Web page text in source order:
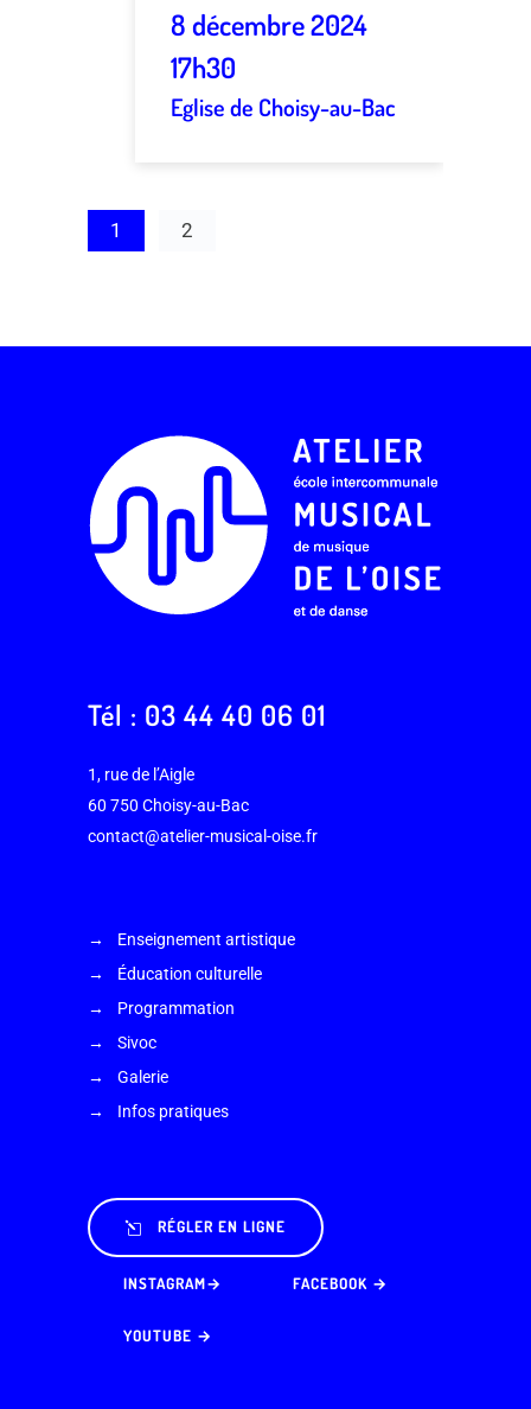
8 décembre 2024
17h30
Eglise de Choisy-au-Bac
1 2
Tél : 03 44 40 06 01
1, rue de l’Aigle
60 750 Choisy-au-Bac
contact@atelier-musical-oise.fr
Enseignement artistique
Éducation culturelle
Programmation
Sivoc
Galerie
Infos pratiques
RÉGLER EN LIGNE
INSTAGRAM→ FACEBOOK →
YOUTUBE →